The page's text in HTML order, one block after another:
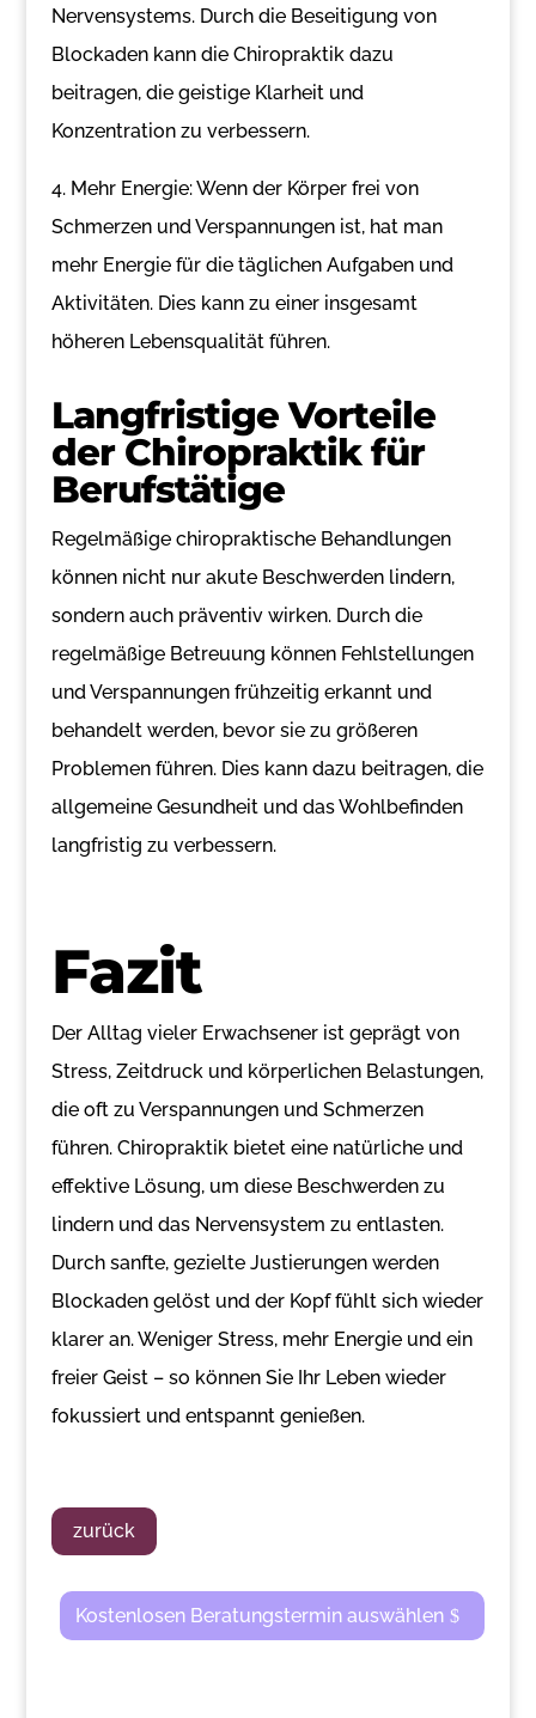
Nervensystems. Durch die Beseitigung von
Blockaden kann die Chiropraktik dazu
beitragen, die geistige Klarheit und
Konzentration zu verbessern.
4. Mehr Energie: Wenn der Körper frei von
Schmerzen und Verspannungen ist, hat man
mehr Energie für die täglichen Aufgaben und
Aktivitäten. Dies kann zu einer insgesamt
höheren Lebensqualität führen.
Langfristige Vorteile
der Chiropraktik für
Berufstätige
Regelmäßige chiropraktische Behandlungen
können nicht nur akute Beschwerden lindern,
sondern auch präventiv wirken. Durch die
regelmäßige Betreuung können Fehlstellungen
und Verspannungen frühzeitig erkannt und
behandelt werden, bevor sie zu größeren
Problemen führen. Dies kann dazu beitragen, die
allgemeine Gesundheit und das Wohlbefinden
langfristig zu verbessern.
Fazit
Der Alltag vieler Erwachsener ist geprägt von
Stress, Zeitdruck und körperlichen Belastungen,
die oft zu Verspannungen und Schmerzen
führen. Chiropraktik bietet eine natürliche und
effektive Lösung, um diese Beschwerden zu
lindern und das Nervensystem zu entlasten.
Durch sanfte, gezielte Justierungen werden
Blockaden gelöst und der Kopf fühlt sich wieder
klarer an. Weniger Stress, mehr Energie und ein
freier Geist – so können Sie Ihr Leben wieder
fokussiert und entspannt genießen.
zurück
Kostenlosen Beratungstermin auswählen